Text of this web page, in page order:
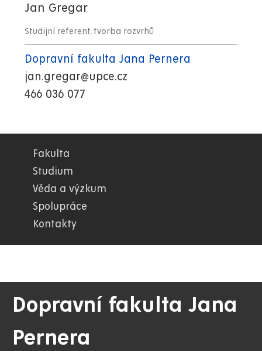
Jan Gregar
Studijní referent, tvorba rozvrhů
Dopravní fakulta Jana Pernera
jan.gregar@upce.cz
466 036 077
02.
DFJP
Fakulta
Studium
Věda a výzkum
Spolupráce
Kontakty
Dopravní fakulta Jana
Pernera